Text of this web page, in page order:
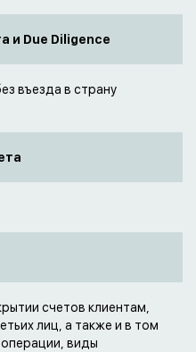
и Due Diligence
въезда в страну
счетов клиентам,
лиц, а также и в том
виды